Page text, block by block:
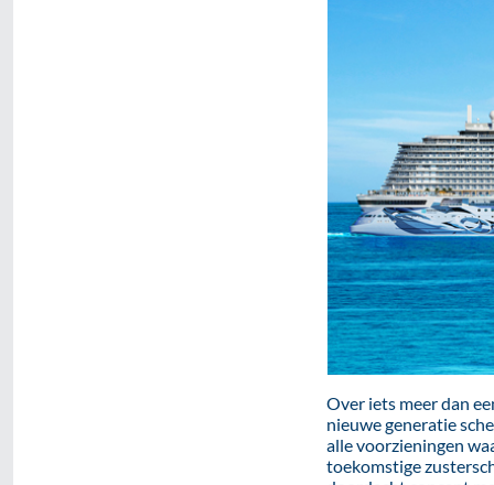
Over iets meer dan
nieuwe generatie
alle voorzieningen
toekomstige